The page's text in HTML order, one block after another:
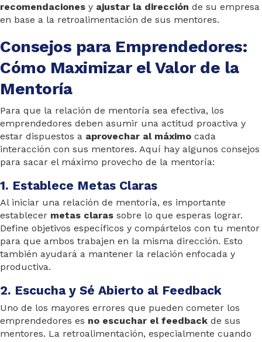
recomendaciones y ajustar la dirección de su empresa
en base a la retroalimentación de sus mentores.
Consejos para Emprendedores:
Cómo Maximizar el Valor de la
Mentoría
Para que la relación de mentoría sea efectiva, los
emprendedores deben asumir una actitud proactiva y
estar dispuestos a aprovechar al máximo cada
interacción con sus mentores. Aquí hay algunos consejos
para sacar el máximo provecho de la mentoría:
1. Establece Metas Claras
Al iniciar una relación de mentoría, es importante
establecer metas claras sobre lo que esperas lograr.
Define objetivos específicos y compártelos con tu mentor
para que ambos trabajen en la misma dirección. Esto
también ayudará a mantener la relación enfocada y
productiva.
2. Escucha y Sé Abierto al Feedback
Uno de los mayores errores que pueden cometer los
emprendedores es no escuchar el feedback de sus
mentores. La retroalimentación, especialmente cuando